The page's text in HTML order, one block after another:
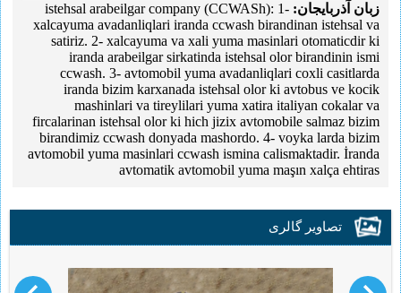
زبان آذربایجان:istehsal arabeilgar company (CCWASh): 1-
xalcayuma avadanliqlari iranda ccwash birandinan istehsal va
satiriz. 2- xalcayuma va xali yuma masinlari otomaticdir ki
iranda arabeilgar sirkatinda istehsal olor birandinin ismi
ccwash. 3- avtomobil yuma avadanliqlari coxli casitlarda
iranda bizim karxanada istehsal olor ki avtobus ve kocik
mashinlari va tireylilari yuma xatira italiyan cokalar va
fircalarinan istehsal olor ki hich jizix avtomobile salmaz bizim
birandimiz ccwash donyada mashordo. 4- voyka larda bizim
avtomobil yuma masinlari ccwash ismina calismaktadir. İranda
avtomatik avtomobil yuma maşın xalça ehtiras
تصاویر گالری